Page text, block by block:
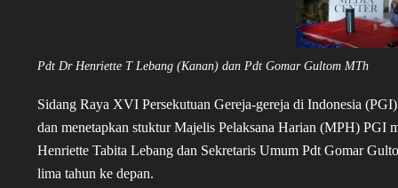
Pdt Dr Henriette T Lebang (Kanan) dan Pdt Gomar Gultom MTh
Sidang Raya XVI Persekutuan Gereja-gereja di Indonesia
dan menetapkan stuktur Majelis Pelaksana Harian (MPH) PGI
Henriette Tabita Lebang dan Sekretaris Umum Pdt Gomar
lima tahun ke depan.